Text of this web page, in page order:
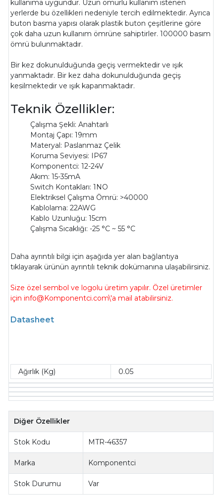
kullanıma uygundur. Uzun ömürlü kullanım istenen
yerlerde bu özellikleri nedeniyle tercih edilmektedir. Ayrıca
buton basma yapısı olarak plastik buton çeşitlerine göre
çok daha uzun kullanım ömrüne sahiptirler. 100000 basım
ömrü bulunmaktadır.
Bir kez dokunulduğunda geçiş vermektedir ve ışık
yanmaktadır. Bir kez daha dokunulduğunda geçiş
kesilmektedir ve ışık kapanmaktadır.
Teknik Özellikler:
Çalışma Şekli: Anahtarlı
Montaj Çapı: 19mm
Materyal: Paslanmaz Çelik
Koruma Seviyesi: IP67
Komponentci: 12-24V
Akım: 15-35mA
Switch Kontakları: 1NO
Elektriksel Çalışma Ömrü: >40000
Kablolama: 22AWG
Kablo Uzunluğu: 15cm
Çalışma Sıcaklığı: -25 °C ~ 55 °C
Daha ayrıntılı bilgi için aşağıda yer alan bağlantıya
tıklayarak ürünün ayrıntılı teknik dokümanına ulaşabilirsiniz.
Size özel sembol ve logolu üretim yapılır. Özel üretimler
için info@Komponentci.com\'a mail atabilirsiniz.
Datasheet
Ağırlık (Kg) 0.05
Diğer Özellikler
Stok Kodu MTR-46357
Marka Komponentci
Stok Durumu Var